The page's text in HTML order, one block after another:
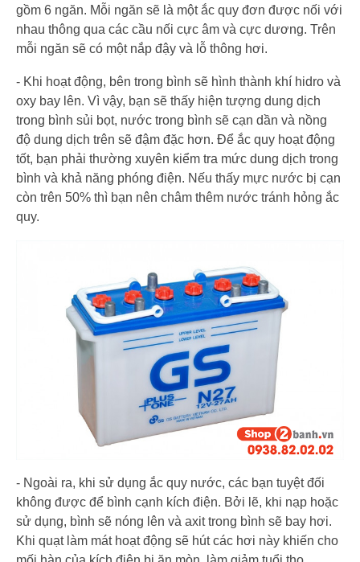
gồm 6 ngăn. Mỗi ngăn sẽ là một ắc quy đơn được nối với
nhau thông qua các cầu nối cực âm và cực dương. Trên
mỗi ngăn sẽ có một nắp đậy và lỗ thông hơi.
- Khi hoạt động, bên trong bình sẽ hình thành khí hidro và
oxy bay lên. Vì vậy, bạn sẽ thấy hiện tượng dung dịch
trong bình sủi bọt, nước trong bình sẽ cạn dần và nồng
độ dung dịch trên sẽ đậm đặc hơn. Để ắc quy hoạt động
tốt, bạn phải thường xuyên kiểm tra mức dung dịch trong
bình và khả năng phóng điện. Nếu thấy mực nước bị cạn
còn trên 50% thì bạn nên châm thêm nước tránh hỏng ắc
quy.
- Ngoài ra, khi sử dụng ắc quy nước, các bạn tuyệt đối
không được để bình cạnh kích điện. Bởi lẽ, khi nạp hoặc
sử dụng, bình sẽ nóng lên và axit trong bình sẽ bay hơi.
Khi quạt làm mát hoạt động sẽ hút các hơi này khiến cho